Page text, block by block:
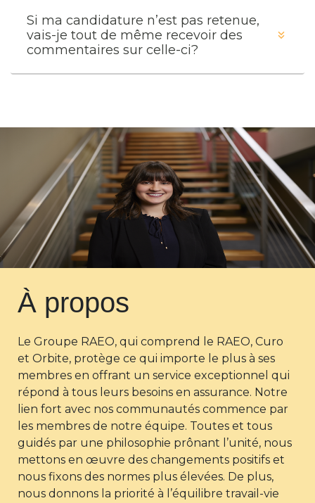
Si ma candidature n’est pas retenue,
vais-je tout de même recevoir des
commentaires sur celle-ci?
À propos
Le Groupe RAEO, qui comprend le RAEO, Curo
et Orbite, protège ce qui importe le plus à ses
membres en offrant un service exceptionnel qui
répond à tous leurs besoins en assurance. Notre
lien fort avec nos communautés commence par
les membres de notre équipe. Toutes et tous
guidés par une philosophie prônant l’unité, nous
mettons en œuvre des changements positifs et
nous fixons des normes plus élevées. De plus,
nous donnons la priorité à l’équilibre travail-vie